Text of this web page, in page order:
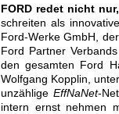
FORD redet nicht
schreiten als
Ford-Werke GmbH,
Ford Partner
den gesamten Ford
Wolfgang Kopplin,
unzählige EffNaNet-
intern ernst nehmen